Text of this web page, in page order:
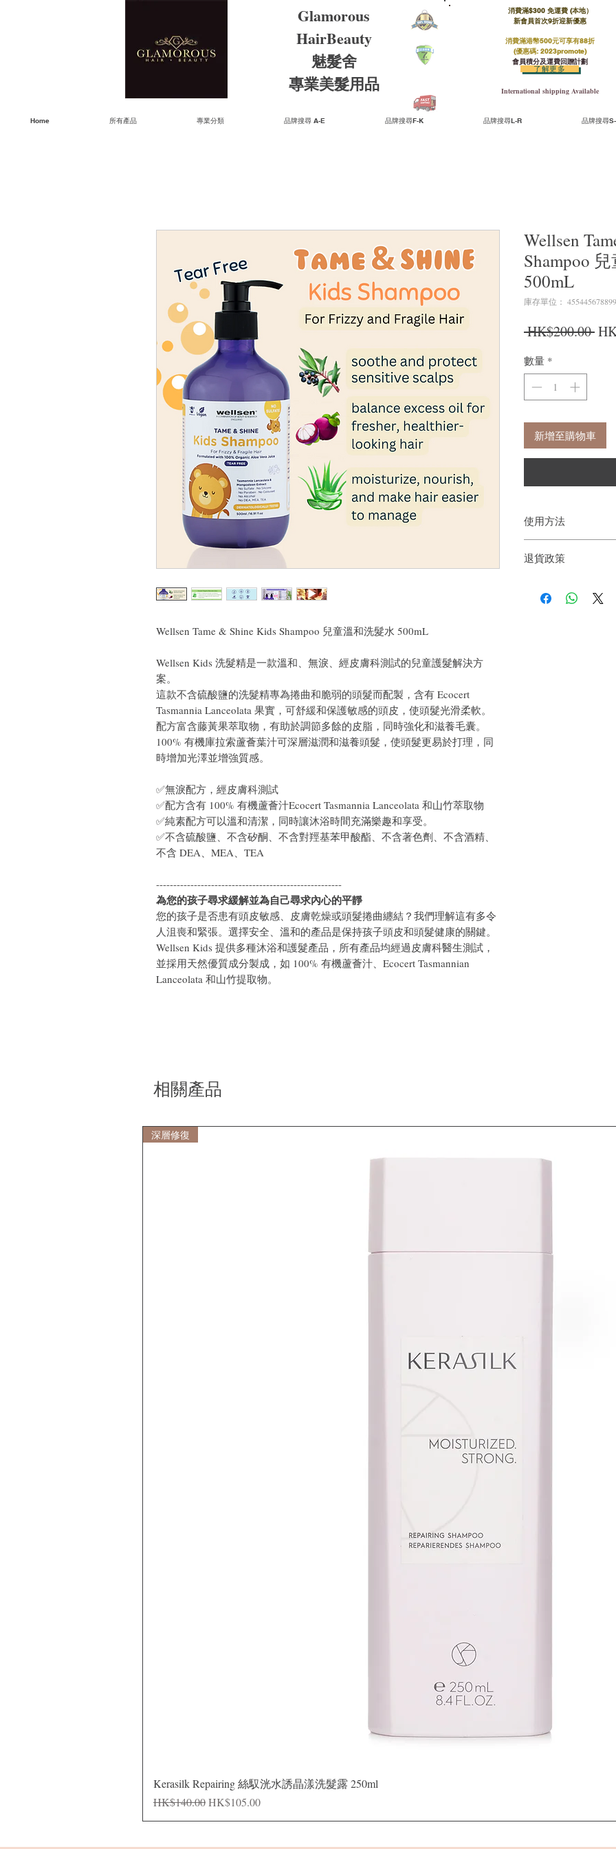
Glamorous
HairBeauty
魅髮舍
​​專業美髮用品
消費滿$300 免運費 (本地）​
新會員首次9折迎新優惠
消費滿港幣500元可享有88折
(優惠碼: 2023promote)
會員積分及運費回贈計劃
International shipping Available
了解更多
Home 所有產品 專業分類 品牌搜尋 A-E 品牌搜尋F-K 品牌搜尋L-R 品牌搜尋
Wellsen Tame & Shine Kids Shampoo 兒童溫和洗髮水 500mL
Wellsen Kids 洗髮精是一款溫和、無淚、經皮膚科測試的兒童護髮解決方
案。
這款不含硫酸鹽的洗髮精專為捲曲和脆弱的頭髮而配製，含有 Ecocert
Tasmannia Lanceolata 果實，可舒緩和保護敏感的頭皮，使頭髮光滑柔軟。
配方富含藤黃果萃取物，有助於調節多餘的皮脂，同時強化和滋養毛囊。
100% 有機庫拉索蘆薈葉汁可深層滋潤和滋養頭髮，使頭髮更易於打理，同
時增加光澤並增強質感。
✅無淚配方，經皮膚科測試
✅配方含有 100% 有機蘆薈汁Ecocert Tasmannia Lanceolata 和山竹萃取物
✅純素配方可以溫和清潔，同時讓沐浴時間充滿樂趣和享受。
✅不含硫酸鹽、不含矽酮、不含對羥基苯甲酸酯、不含著色劑、不含酒精、
不含 DEA、MEA、TEA
------------------------------------------------------
為您的孩子尋求緩解並為自己尋求內心的平靜
您的孩子是否患有頭皮敏感、皮膚乾燥或頭髮捲曲纏結？我們理解這有多令
人沮喪和緊張。選擇安全、溫和的產品是保持孩子頭皮和頭髮健康的關鍵。
Wellsen Kids 提供多種沐浴和護髮產品，所有產品均經過皮膚科醫生測試，
並採用天然優質成分製成，如 100% 有機蘆薈汁、Ecocert Tasmannian
Lanceolata 和山竹提取物。
Wellsen
Shampoo
500mL
庫存單位： 455445678899
HK$200.00 一
數量 *
新增至購物車
使用方法
輕輕按摩並徹底沖洗。
退貨政策
戶。首先，您需要在
相關產品
深層修復
Kerasilk Repairing 絲馭洸水誘晶漾洗髮露 250ml
一般價格
HK$140.00促銷價格
HK$105.00